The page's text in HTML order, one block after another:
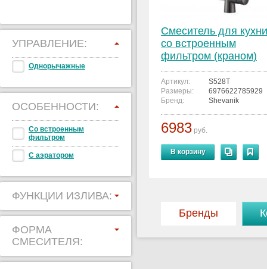
УПРАВЛЕНИЕ:
Однорычажные
ОСОБЕННОСТИ:
Со встроенным
фильтром
С аэратором
ФУНКЦИИ ИЗЛИВА:
ФОРМА
СМЕСИТЕЛЯ:
Смеситель для кухни
со встроенным
фильтром (краном)
под питьевую воду
Shevanik S528T
Артикул:
S528T
Размеры:
6976622785929
Бренд:
Shevanik
6983 руб.
В корзину
Бренды